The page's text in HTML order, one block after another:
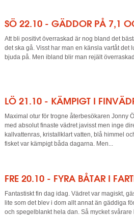
SÖ 22.10 - GÄDDOR PÅ 7,1
Att bli positivt överraskad är nog bland det
det ska gå. Visst har man en känsla vartåt det
bjuda på. Men ibland blir man rejält
LÖ 21.10 - KÄMPIGT I
Maximal otur för trogne återbesökaren Jonny
med absolut finaste vädret javisst men inge
kallvattenras, kristallklart vatten, blå himmel
fisket var kämpigt båda dagarna. Men...
FRE 20.10 - FYRA BÅTAR I
Fantastiskt fin dag idag. Vädret var magiskt,
lite som det blev i dom allt annat än gäddiga
och spegelblankt hela dan. Så mycket